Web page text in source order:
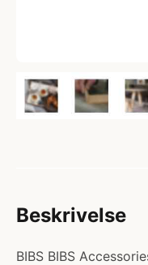
Beskrivelse
BIBS BIBS